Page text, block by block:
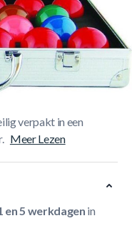
is het ideaal om je
speelt in op
set ballen.De
verpakt in een
Meer Lezen
en 5 werkdagen in